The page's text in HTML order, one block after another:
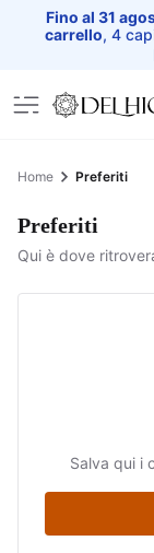
Fino al 31
carrello, 4
Home
Home Preferiti
Preferiti
Qui è dove
Salva qui i